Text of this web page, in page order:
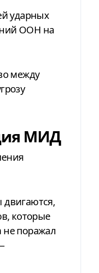
ударных
ООН на
между
МИД
двигаются,
которые
не поражал